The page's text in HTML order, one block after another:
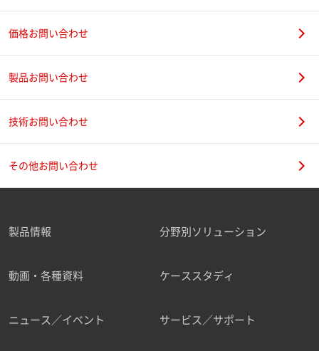
価格お問い合わせ
製品お問い合わせ
技術お問い合わせ
その他お問い合わせ
製品情報 分野別ソリューション
動画・各種資料 ケーススタディ
ニュース／イベント サービス／サポート